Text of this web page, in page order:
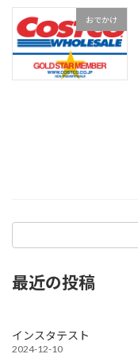
おでかけ
最近の投稿
インスタテスト
2024-12-10